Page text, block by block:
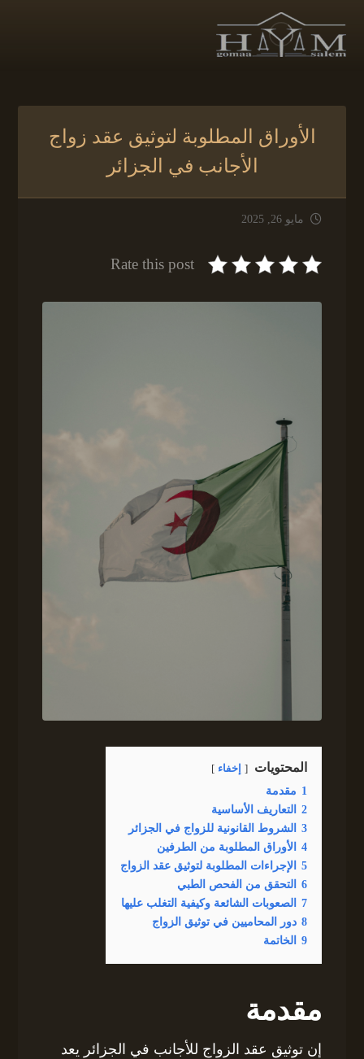
الأوراق المطلوبة لتوثيق عقد زواج
الأجانب في الجزائر
مايو 26, 2025
Rate this post
المحتويات إخفاء
1 مقدمة
2
التعاريف الأساسية
3
الشروط القانونية للزواج في الجزائر
4
الأوراق المطلوبة من الطرفين
5
الإجراءات المطلوبة لتوثيق عقد الزواج
6
التحقق من الفحص الطبي
7
الصعوبات الشائعة وكيفية التغلب عليها
8 دور المحاميين في توثيق الزواج
9
الخاتمة
مقدمة
إن توثيق عقد الزواج للأجانب في الجزائر يعد